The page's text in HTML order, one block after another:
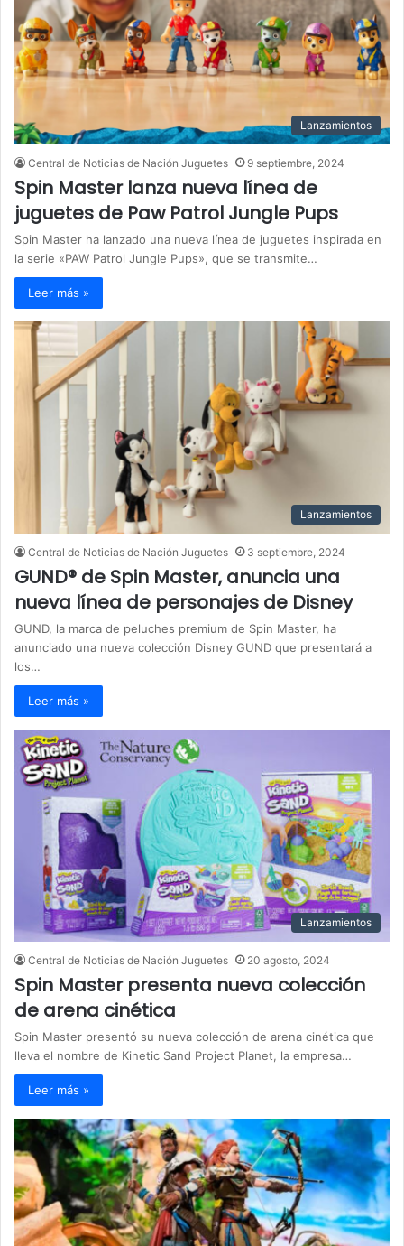
Lanzamientos
Central de Noticias de Nación Juguetes 9 septiembre, 2024
Spin Master lanza nueva línea de
juguetes de Paw Patrol Jungle Pups
Spin Master ha lanzado una nueva línea de juguetes inspirada en
la serie «PAW Patrol Jungle Pups», que se transmite…
Leer más »
Lanzamientos
Central de Noticias de Nación Juguetes 3 septiembre, 2024
GUND® de Spin Master, anuncia una
nueva línea de personajes de Disney
GUND, la marca de peluches premium de Spin Master, ha
anunciado una nueva colección Disney GUND que presentará a
los…
Leer más »
Lanzamientos
Central de Noticias de Nación Juguetes 20 agosto, 2024
Spin Master presenta nueva colección
de arena cinética
Spin Master presentó su nueva colección de arena cinética que
lleva el nombre de Kinetic Sand Project Planet, la empresa…
Leer más »